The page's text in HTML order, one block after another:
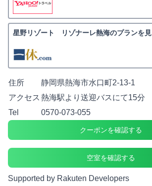
星野リゾート リゾナーレ熱海のプランを
住所
静岡県熱海市水口町2-13-1
アクセス 熱海駅より送迎バスにて15分
Tel
0570-073-055
クーポンを確認する
空室を確認する
Supported by Rakuten Developers